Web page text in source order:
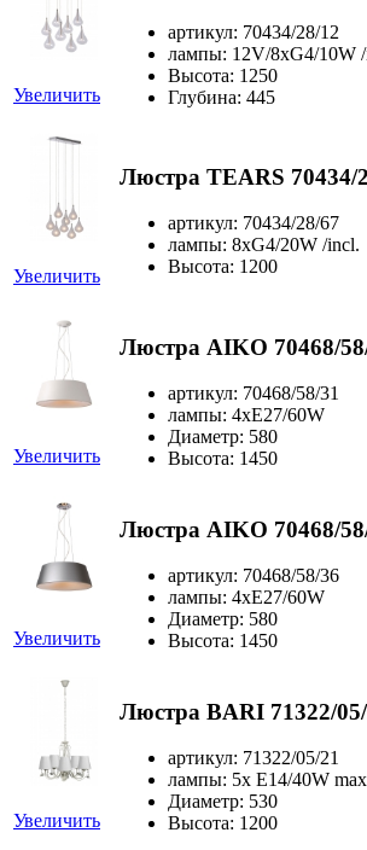
Увеличить
артикул: 70434/28/12
лампы: 12V/8xG4/10W
Высота: 1250
Глубина: 445
Увеличить
Люстра TEARS 70434/
артикул: 70434/28/67
лампы: 8xG4/20W /incl.
Высота: 1200
Увеличить
Люстра AIKO 70468/
артикул: 70468/58/31
лампы: 4xE27/60W
Диаметр: 580
Высота: 1450
Увеличить
Люстра AIKO 70468/
артикул: 70468/58/36
лампы: 4xE27/60W
Диаметр: 580
Высота: 1450
Увеличить
Люстра BARI 71322/05/
артикул: 71322/05/21
лампы: 5x E14/40W
Диаметр: 530
Высота: 1200